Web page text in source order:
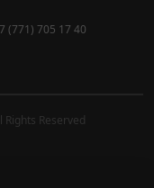
(771) 705 17 40
Rights Reserved